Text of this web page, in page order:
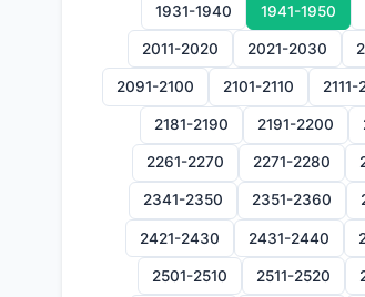
1931-1940 1941-1950
2011-2020 2021-2030
2091-2100 2101-2110 2111-
2181-2190 2191-2200
2261-2270 2271-2280
2341-2350 2351-2360
2421-2430 2431-2440
2501-2510 2511-2520